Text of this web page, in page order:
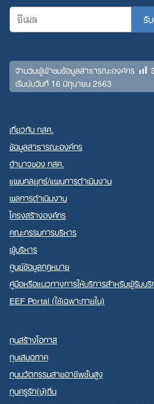
จำนวนผู้เข้าชมข้อมูลสาธารณะองค์กร
เริ่มนับวันที่ 16 มิถุนายน 2563
เกี่ยวกับ กสศ.
ข้อมูลสาธารณะองค์กร
อำนาจของ กสศ.
แผนกลยุทธ์/แผนการดำเนินงาน
ผลการดำเนินงาน
โครงสร้างองค์กร
คณะกรรมการบริหาร
ผู้บริหาร
ศูนย์ข้อมูลกฎหมาย
คู่มือหรือแนวทางการให้บริการสำหรับผู้รับ
EEF Portal (ใช้เฉพาะภายใน)
ทุนสร้างโอกาส
ทุนเสมอภาค
ทุนนวัตกรรมสายอาชีพชั้นสูง
ทุนครูรัก(ษ์)ถิ่น